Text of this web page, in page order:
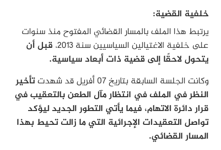
خلفية القضية:
يرتبط هذا الملف بالمسار القضائي المفتوح منذ سنوات
على خلفية الاغتيالين السياسيين سنة 2013،
قبل أن
يتحول لاحقًا إلى قضية ذات أبعاد سياسية.
وكانت الجلسة السابقة بتاريخ 07 أفريل قد شهدت
تأخير
النظر في الملف في انتظار مآل الطعن بالتعقيب في
قرار دائرة الاتهام، فيما يأتي التطور الجديد ليؤكد
تواصل التعقيدات الإجرائية التي ما زالت تحيط بهذا
المسار القضائي.